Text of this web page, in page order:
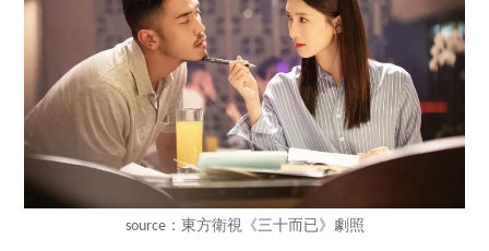
source：東方衛視《三十而已》劇照